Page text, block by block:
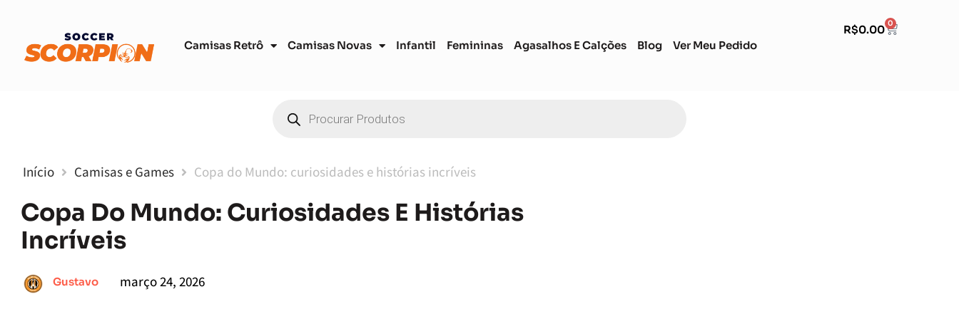
Camisas Retrô Camisas Novas Infantil Femininas Agasalhos E Calções Blog Ver Meu Pedido
R$0.00 0
Início Camisas e Games Copa do Mundo: curiosidades e histórias incríveis
Copa Do Mundo: Curiosidades E Histórias
Incríveis
Gustavo março 24, 2026